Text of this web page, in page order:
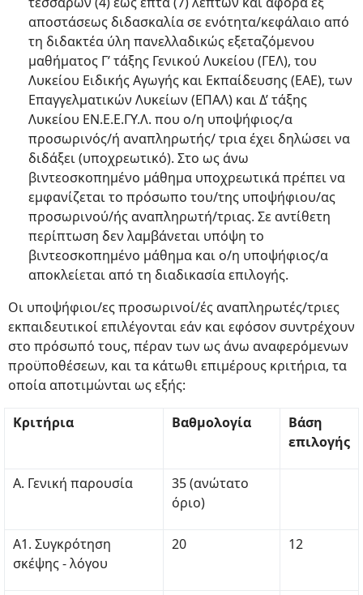
αποστάσεως διδασκαλία σε ενότητα/κεφάλαιο από
τη διδακτέα ύλη πανελλαδικώς εξεταζόμενου
μαθήματος Γ’ τάξης Γενικού Λυκείου (ΓΕΛ), του
Λυκείου Ειδικής Αγωγής και Εκπαίδευσης (ΕΑΕ), των
Επαγγελματικών Λυκείων (ΕΠΑΛ) και Δ’ τάξης
Λυκείου ΕΝ.Ε.Ε.ΓΥ.Λ. που ο/η υποψήφιος/α
προσωρινός/ή αναπληρωτής/ τρια έχει δηλώσει να
διδάξει (υποχρεωτικό). Στο ως άνω
βιντεοσκοπημένο μάθημα υποχρεωτικά πρέπει να
εμφανίζεται το πρόσωπο του/της υποψήφιου/ας
προσωρινού/ής αναπληρωτή/τριας. Σε αντίθετη
περίπτωση δεν λαμβάνεται υπόψη το
βιντεοσκοπημένο μάθημα και ο/η υποψήφιος/α
αποκλείεται από τη διαδικασία επιλογής.
Οι υποψήφιοι/ες προσωρινοί/ές αναπληρωτές/τριες
εκπαιδευτικοί επιλέγονται εάν και εφόσον συντρέχουν
στο πρόσωπό τους, πέραν των ως άνω αναφερόμενων
προϋποθέσεων, και τα κάτωθι επιμέρους κριτήρια, τα
οποία αποτιμώνται ως εξής:
Κριτήρια Βαθμολογία
Βάση
επιλογής
Α. Γενική παρουσία
35 (ανώτατο
όριο)
Α1. Συγκρότηση
σκέψης - λόγου
20 12